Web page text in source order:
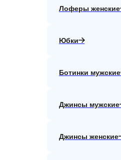
Лоферы женские
Юбки
Ботинки мужские
Джинсы мужские
Джинсы женские